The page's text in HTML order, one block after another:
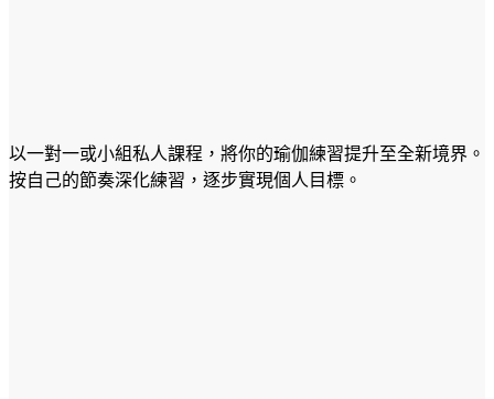
以一對一或小組私人課程，將你的瑜伽練習提升至全新境界。
按自己的節奏深化練習，逐步實現個人目標。